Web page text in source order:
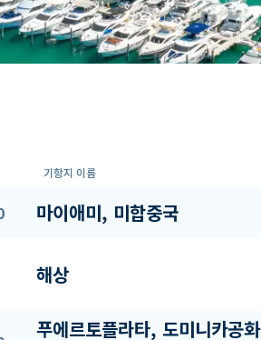
기항지 이름
마이애미, 미합중국
해상
푸에르토플라타, 도미니카공화